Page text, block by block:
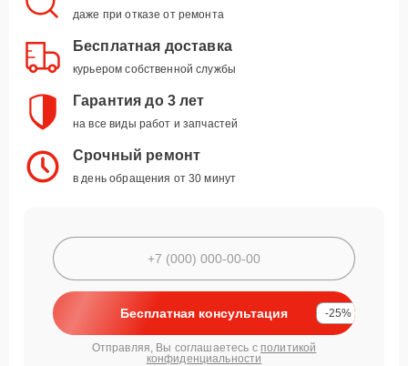
даже при отказе от ремонта
Бесплатная доставка
курьером собственной службы
Гарантия до 3 лет
на все виды работ и запчастей
Срочный ремонт
в день обращения от 30 минут
Бесплатная консультация -25%
Отправляя, Вы соглашаетесь с политикой
конфиденциальности